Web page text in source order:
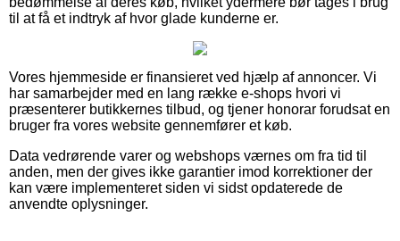
til at få et indtryk af hvor glade kunderne er.
Vores hjemmeside er finansieret ved hjælp af annoncer. Vi
har samarbejder med en lang række e-shops hvori vi
præsenterer butikkernes tilbud, og tjener honorar forudsat en
bruger fra vores website gennemfører et køb.
Data vedrørende varer og webshops værnes om fra tid til
anden, men der gives ikke garantier imod korrektioner der
kan være implementeret siden vi sidst opdaterede de
anvendte oplysninger.